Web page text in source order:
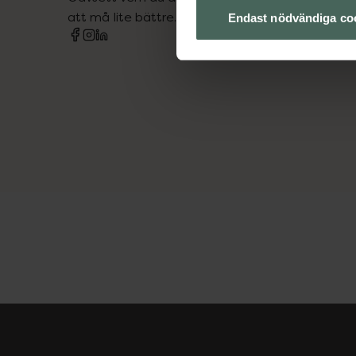
Endast nödvändiga
att må lite bättre. Välkommen att prata med